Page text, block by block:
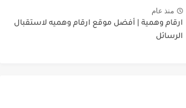
منذ عام
ارقام وهمية | أفضل موقع ارقام وهميه لاستقبال
الرسائل